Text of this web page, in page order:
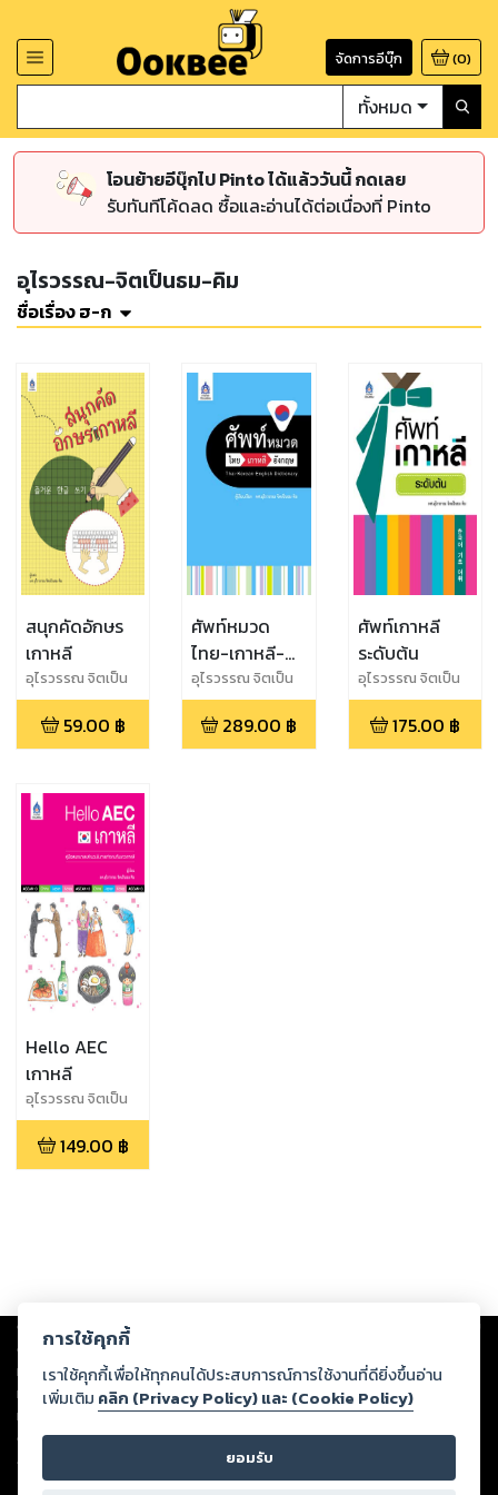
จัดการอีบุ๊ก (0)
ทั้งหมด
โอนย้ายอีบุ๊กไป Pinto ได้แล้ววันนี้ กดเลย
รับทันทีโค้ดลด ซื้อและอ่านได้ต่อเนื่องที่ Pinto
อุไรวรรณ-จิตเป็นธม-คิม
ชื่อเรื่อง ฮ-ก
สนุกคัดอักษร
เกาหลี
อุไรวรรณ จิตเป็น
ธม คิม
59.00 ฿
ศัพท์หมวด
ไทย-เกาหลี-
อังกฤษ
อุไรวรรณ จิตเป็น
ธม คิม
289.00 ฿
ศัพท์เกาหลี
ระดับต้น
อุไรวรรณ จิตเป็น
ธม คิม
175.00 ฿
Hello AEC
เกาหลี
อุไรวรรณ จิตเป็น
ธม คิม
149.00 ฿
Copyright © 2026
ต่อผลงานหรือเนื้อหาใดที่อัปโหลดผ่านเว็บไซต์และปรากฏว่าละเมิดสิทธิใน
ทรัพย์สินทางปัญญาของบุคคลอื่นหรือขัดต่อกฎหมายและศีลธรรม ดังนั้น ผู้อ่าน
ทุกท่านโปรดใช้วิจารณญาณในการกลั่นกรองด้วยตนเอง และหากท่านพบว่าส่วน
หนึ่งส่วนใดขัดต่อกฎหมายและศีลธรรม กรุณาแจ้งมายังบริษัท เพื่อทีมงานจะได้
ดำเนินการในทันที ทั้งนี้ ทางสตอรี่ล็อกขอสงวนลิขสิทธิ์ตามพระราชบัญญัติ
ลิขสิทธิ์ พ.ศ. 2537 (ฉบับล่าสุด)
การใช้คุกกี้
เราใช้คุกกี้เพื่อให้ทุกคนได้ประสบการณ์การใช้งานที่ดียิ่งขึ้นอ่าน
เพิ่มเติม คลิก (Privacy Policy) และ (Cookie Policy)
ยอมรับ